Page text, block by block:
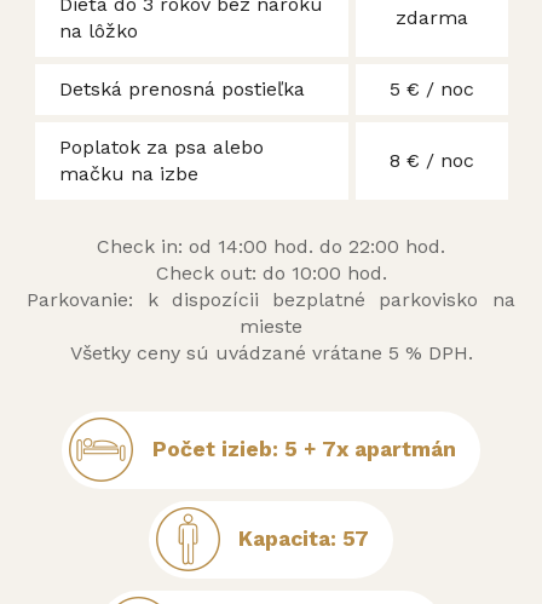
na lôžko
zdarma
Detská prenosná postieľka 5 € / noc
Poplatok za psa alebo
mačku na izbe
8 € / noc
Check in: od 14:00 hod. do 22:00 hod.
Check out: do 10:00 hod.
Parkovanie: k dispozícii bezplatné parkovisko na
mieste
Všetky ceny sú uvádzané vrátane 5 % DPH.
Počet izieb: 5 + 7x apartmán
Kapacita: 57